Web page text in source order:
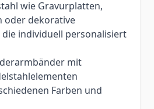
wie Gravurplatten,
oder dekorative
individuell personalisiert
mit
Farben und